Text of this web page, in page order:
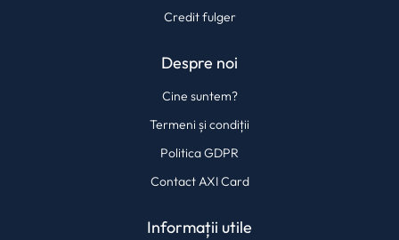
Credit fulger
Despre noi
Cine suntem?
Termeni și condiții
Politica GDPR
Contact AXI Card
Informații utile